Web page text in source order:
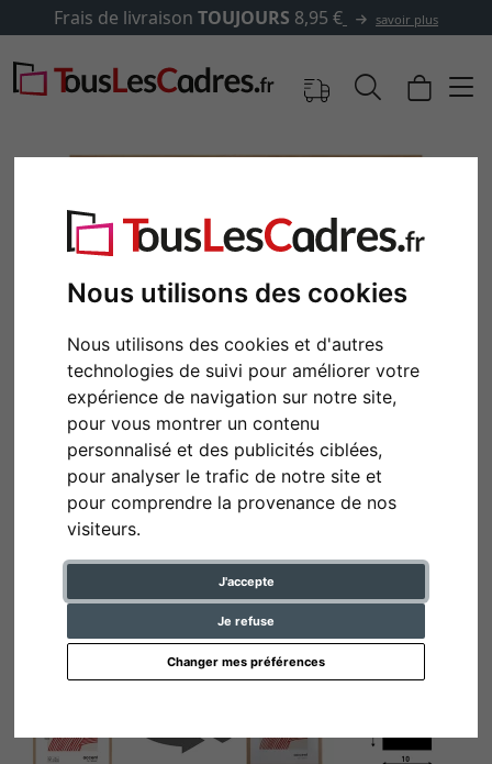
Nous utilisons des cookies
Nous utilisons des cookies et d'autres
technologies de suivi pour améliorer votre
expérience de navigation sur notre site,
pour vous montrer un contenu
personnalisé et des publicités ciblées,
pour analyser le trafic de notre site et
pour comprendre la provenance de nos
visiteurs.
J'accepte
Je refuse
Changer mes préférences
de livraisonTOUJOURS 8,95 € savoir plus
Retour